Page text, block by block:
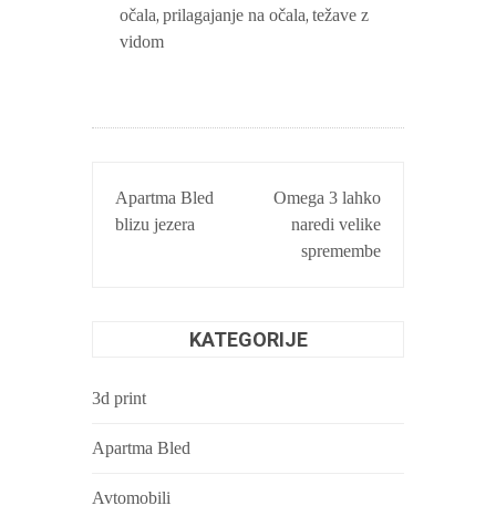
očala, prilagajanje na očala, težave z
vidom
PRISPEVKA
Apartma Bled
blizu jezera
Omega 3 lahko
naredi velike
spremembe
KATEGORIJE
3d print
Apartma Bled
Avtomobili